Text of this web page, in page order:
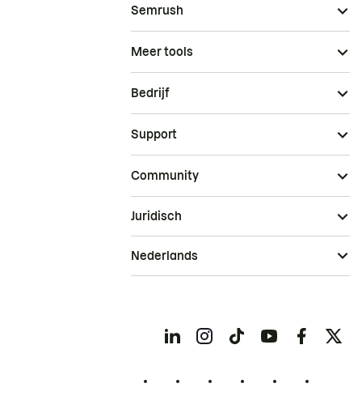
Semrush
Meer tools
Bedrijf
Support
Community
Juridisch
Nederlands